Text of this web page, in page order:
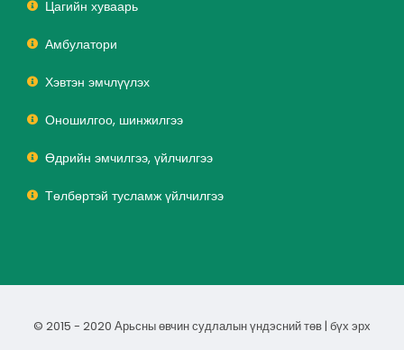
Цагийн хуваарь
Амбулатори
Хэвтэн эмчлүүлэх
Оношилгоо, шинжилгээ
Өдрийн эмчилгээ, үйлчилгээ
Төлбөртэй тусламж үйлчилгээ
© 2015 - 2020 Арьсны өвчин судлалын үндэсний төв | бүх эрх